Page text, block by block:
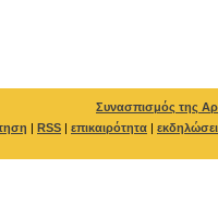
Συνασπισμός της
| RSS | επικαιρότητα |